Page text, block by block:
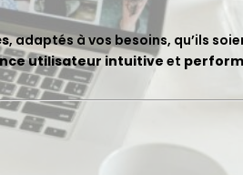
, adaptés à vos besoins, qu’ils
utilisateur intuitive et